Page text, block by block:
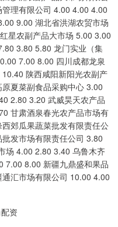
理有限公司 4.00 4.00 4.00
9.00 湖北省洪湖农贸市场
星农副产品大市场 5.00 3.00
3.80 5.80 龙门实业（集
7.00 8.00 四川成都龙泉
陕西咸阳新阳光农副产
夏菜副食品采购中心 3.00
2.80 3.20 武威昊天农产品
甘肃酒泉春光农产品市场有
郊瓜果蔬菜批发有限责任公
发市场有限责任公司 3.80
场 4.00 2.80 3.40 乌鲁木齐
7.00 8.00 新疆九鼎盛和果品
汇市场有限公司 10.00 4.00
资